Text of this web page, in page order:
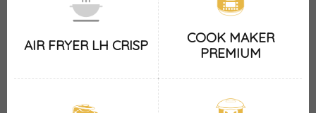
AIR FRYER LH CRISP
COOK MAKER
PREMIUM